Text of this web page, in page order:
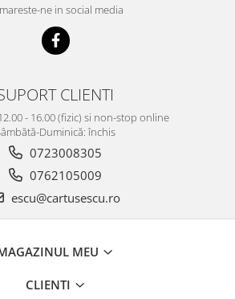
ne in social media
CLIENTI
- 16.00 (fizic) si non-stop online
Duminică: închis
0723008305
0762105009
escu@cartusescu.ro
MEU
CLIENTI